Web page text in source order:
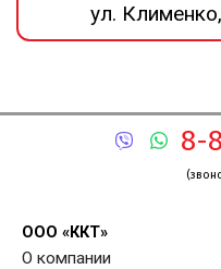
ул.
8-
ООО «ККТ»
О компании